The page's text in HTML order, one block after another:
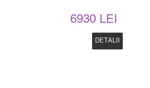
6930 LEI
DETALII